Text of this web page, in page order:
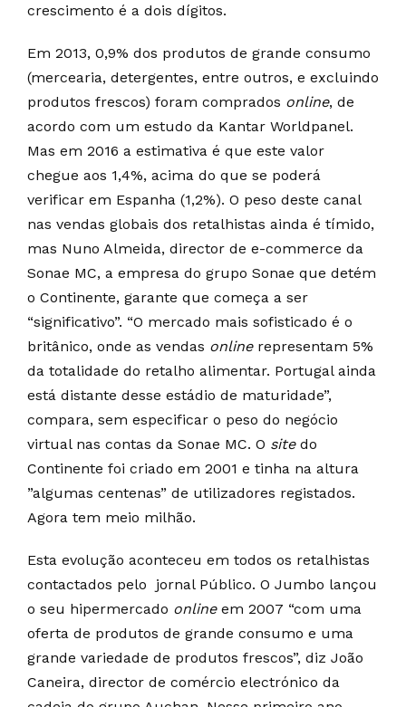
crescimento é a dois dígitos.
Em 2013, 0,9% dos produtos de grande consumo
(mercearia, detergentes, entre outros, e excluindo
produtos frescos) foram comprados online, de
acordo com um estudo da Kantar Worldpanel.
Mas em 2016 a estimativa é que este valor
chegue aos 1,4%, acima do que se poderá
verificar em Espanha (1,2%). O peso deste canal
nas vendas globais dos retalhistas ainda é tímido,
mas Nuno Almeida, director de e-commerce da
Sonae MC, a empresa do grupo Sonae que detém
o Continente, garante que começa a ser
“significativo”. “O mercado mais sofisticado é o
britânico, onde as vendas onlinerepresentam 5%
da totalidade do retalho alimentar. Portugal ainda
está distante desse estádio de maturidade”,
compara, sem especificar o peso do negócio
virtual nas contas da Sonae MC. O sitedo
Continente foi criado em 2001 e tinha na altura
”algumas centenas” de utilizadores registados.
Agora tem meio milhão.
Esta evolução aconteceu em todos os retalhistas
contactados pelo jornal Público. O Jumbo lançou
o seu hipermercado onlineem 2007 “com uma
oferta de produtos de grande consumo e uma
grande variedade de produtos frescos”, diz João
Caneira, director de comércio electrónico da